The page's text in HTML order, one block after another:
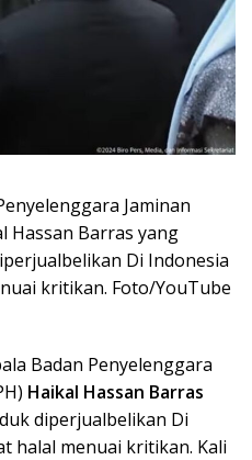
Jaminan
Hassan Barras yang
Di Indonesia
kritikan. Foto/YouTube
Badan Penyelenggara
Haikal Hassan Barras
diperjualbelikan Di
halal menuai kritikan. Kali